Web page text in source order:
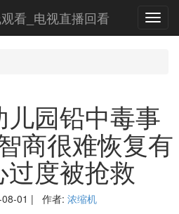
看_电视直播回看
园铅中毒事
商很难恢复有
过度被抢救
08-01 | 作者: 浓缩机